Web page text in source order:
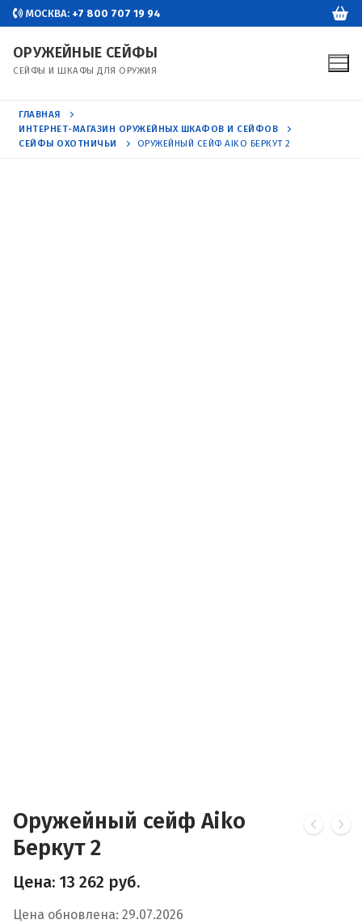
Перейти
содержимому
МОСКВА: +7 800 707 19 94
ОРУЖЕЙНЫЕ СЕЙФЫ
СЕЙФЫ И ШКАФЫ ДЛЯ ОРУЖИЯ
ГЛАВНАЯ
ИНТЕРНЕТ-МАГАЗИН ОРУЖЕЙНЫХ ШКАФОВ И СЕЙФОВ
СЕЙФЫ ОХОТНИЧЬИ
ОРУЖЕЙНЫЙ СЕЙФ AIKO БЕРКУТ 2
Оружейный сейф Aiko
Беркут 2
Цена: 13 262 руб.
Цена обновлена: 29.07.2026